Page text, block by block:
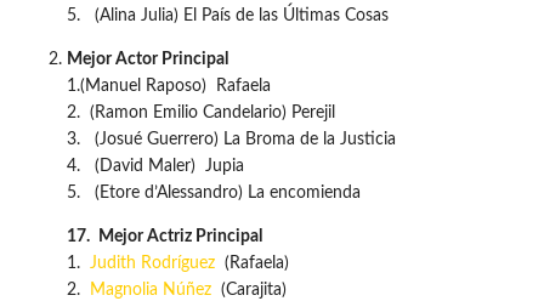
5. (Alina Julia) El País de las Últimas Cosas
Mejor Actor Principal
1.(Manuel Raposo) Rafaela
2. (Ramon Emilio Candelario) Perejil
3. (Josué Guerrero) La Broma de la Justicia
4. (David Maler) Jupia
5. (Etore d’Alessandro) La encomienda
17.
Mejor Actriz Principal
1. Judith Rodríguez (Rafaela)
2.
Magnolia Núñez (Carajita)